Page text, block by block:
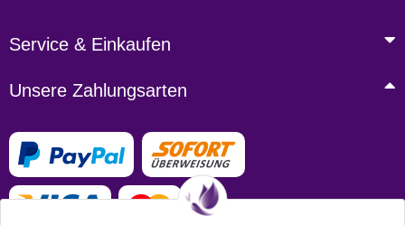
Service & Einkaufen
Unsere Zahlungsarten